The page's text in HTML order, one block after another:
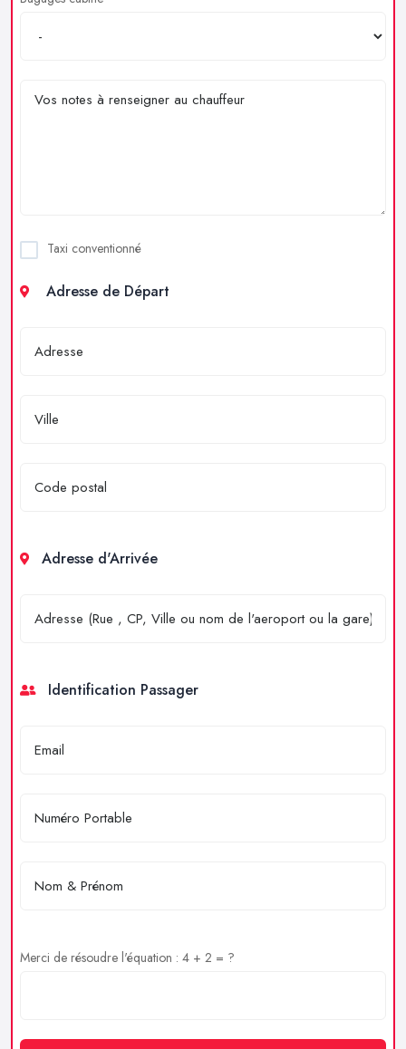
Taxi conventionné
Adresse de Départ
Adresse d'Arrivée
Identification Passager
Merci de résoudre l'équation : 4 + 2 = ?